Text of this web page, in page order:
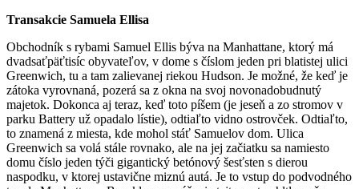
Transakcie Samuela Ellisa
Obchodník s rybami Samuel Ellis býva na Manhattane, ktorý má
dvadsaťpäťtisíc obyvateľov, v dome s číslom jeden pri blatistej ulici
Greenwich, tu a tam zalievanej riekou Hudson. Je možné, že keď je
zátoka vyrovnaná, pozerá sa z okna na svoj novonadobudnutý
majetok. Dokonca aj teraz, keď toto píšem (je jeseň a zo stromov v
parku Battery už opadalo lístie), odtiaľto vidno ostrovček. Odtiaľto,
to znamená z miesta, kde mohol stáť Samuelov dom. Ulica
Greenwich sa volá stále rovnako, ale na jej začiatku sa namiesto
domu číslo jeden týči gigantický betónový šesťsten s dierou
naspodku, v ktorej ustavične miznú autá. Je to vstup do podvodného